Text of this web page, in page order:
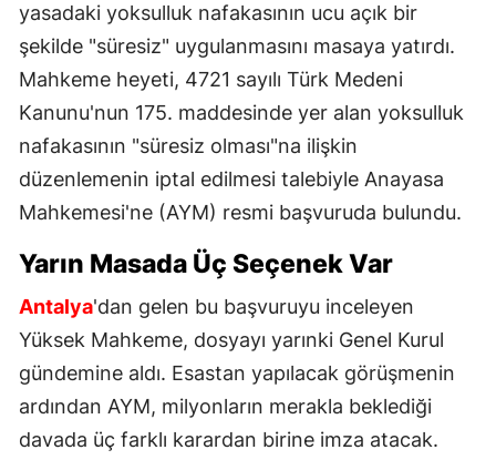
yasadaki yoksulluk nafakasının ucu açık bir
şekilde "süresiz" uygulanmasını masaya yatırdı.
Mahkeme heyeti, 4721 sayılı Türk Medeni
Kanunu'nun 175. maddesinde yer alan yoksulluk
nafakasının "süresiz olması"na ilişkin
düzenlemenin iptal edilmesi talebiyle Anayasa
Mahkemesi'ne (AYM) resmi başvuruda bulundu.
Yarın Masada Üç Seçenek Var
Antalya'dan gelen bu başvuruyu inceleyen
Yüksek Mahkeme, dosyayı yarınki Genel Kurul
gündemine aldı. Esastan yapılacak görüşmenin
ardından AYM, milyonların merakla beklediği
davada üç farklı karardan birine imza atacak.